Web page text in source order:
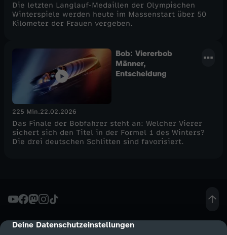
cmp-dialog-description
Deine Datenschutzeinstellungen
Die letzten Langlauf-Medaillen der Olympischen
Winterspiele werden heute im Massenstart über 50
Kilometer der Frauen vergeben.
Bob: Viererbob
Männer,
Entscheidung
225 Min.22.02.2026
Das Finale der Bobfahrer steht an: Welcher Vierer
sichert sich den Titel in der Formel 1 des Winters?
Die drei deutschen Schlitten sind favorisiert.